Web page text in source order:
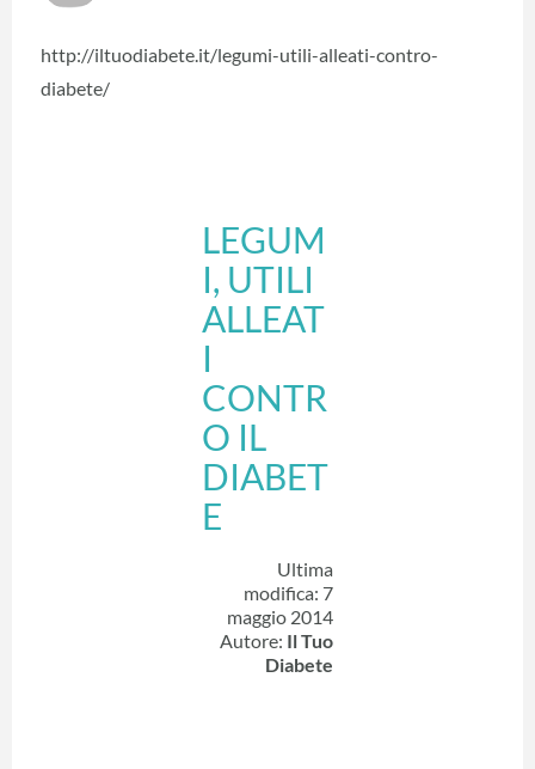
http://iltuodiabete.it/legumi-utili-alleati-contro-
diabete/
LEGUM
I, UTILI
ALLEAT
I
CONTR
O IL
DIABET
E
Ultima
modifica: 7
maggio 2014
Autore: Il Tuo
Diabete